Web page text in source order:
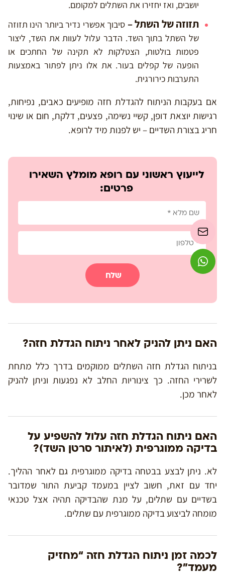
יושבים, ואז יחזירו את השתלים למקומם.
תזוזה של השתל – סיבוך אפשרי נדיר ביותר הינו תזוזה
של השתל בתוך השד. הדבר עלול לעוות את השד, ליצור
פטמות בולטות, הצטלקות לא תקינה של החתכים או
הופעה של קפלים בעור. את אלו ניתן לפתור באמצעות
התערבות כירורגית.
אם בעקבות הניתוח להגדלת חזה מופיעים כאבים, נפיחות,
רגישות יוצאת דופן, קשיי נשימה, פצעים, דלקת, חום או שינוי
חריג בצורת השדיים – יש לפנות מיד לרופא.
לייעוץ ראשוני עם רופא מומלץ השאירו
פרטים:
שלח
האם ניתן להניק לאחר ניתוח הגדלת חזה?
בניתוח הגדלת חזה השתלים ממוקמים בדרך כלל מתחת
לשרירי החזה. כך צינוריות החלב לא נפגעות וניתן להניק
לאחר מכן.
האם ניתוח הגדלת חזה עלול להשפיע על
בדיקה ממוגרפית (לאיתור סרטן השד)?
לא. ניתן לבצע בבטחה בדיקה ממוגרפית גם לאחר ההליך.
יחד עם זאת, חשוב לציין במעמד קביעת התור שמדובר
בשדיים עם שתלים, על מנת שהבדיקה תהיה אצל טכנאי
מומחה לביצוע בדיקה ממוגרפית עם שתלים.
לכמה זמן ניתוח הגדלת חזה “מחזיק
מעמד”?